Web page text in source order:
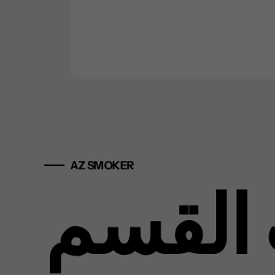
AZ SMOKER